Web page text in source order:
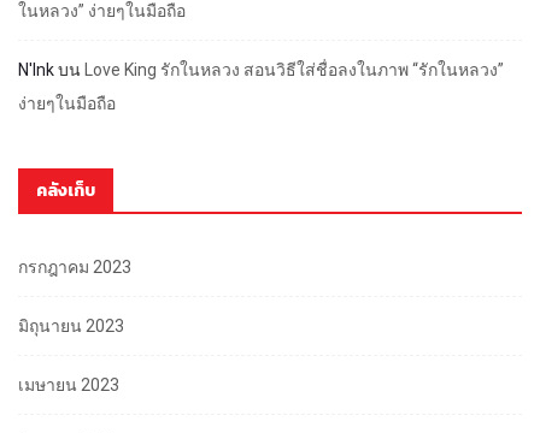
ในหลวง” ง่ายๆในมือถือ
N'Inkบน
Love King รักในหลวง สอนวิธีใส่ชื่อลงในภาพ “รักในหลวง”
ง่ายๆในมือถือ
คลังเก็บ
กรกฎาคม 2023
มิถุนายน 2023
เมษายน 2023